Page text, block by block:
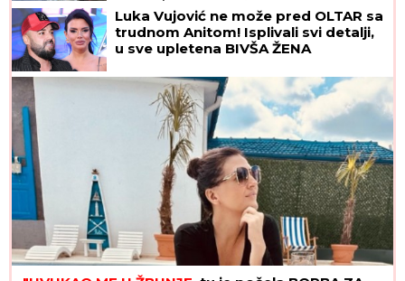
Luka Vujović ne može pred OLTAR sa
trudnom Anitom! Isplivali svi detalji,
u sve upletena BIVŠA ŽENA